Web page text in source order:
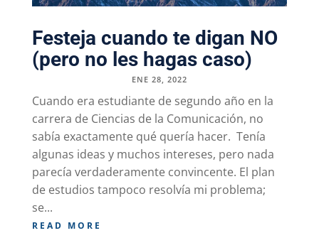
Festeja cuando te digan NO
(pero no les hagas caso)
ENE 28, 2022
Cuando era estudiante de segundo año en la
carrera de Ciencias de la Comunicación, no
sabía exactamente qué quería hacer. Tenía
algunas ideas y muchos intereses, pero nada
parecía verdaderamente convincente. El plan
de estudios tampoco resolvía mi problema;
se...
READ MORE